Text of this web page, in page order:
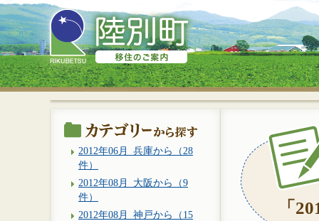
「
2012年06月_兵庫から（28
件）
2012年08月_大阪から（9
件）
2012年08月_神戸から（15